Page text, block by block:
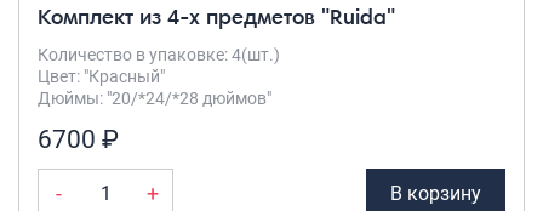
Комплект из 4-х предметов "Ruida"
Количество в упаковке: 4(шт.)
Цвет: "Красный"
Дюймы: "20/*24/*28 дюймов"
6700 ₽
- + В корзину